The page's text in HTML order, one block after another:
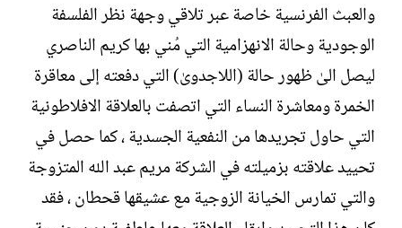
والعبث الفرنسية خاصة عبر تلاقي وجهة نظر الفلسفة
الوجودية وحالة الانهزامية التي مُني بها كريم الناصري
ليصل الىٰ ظهور حالة (اللاجدوىٰ) التي دفعته إلى معاقرة
الخمرة ومعاشرة النساء التي اتصفت بالعلاقة الافلاطونية
التي حاول تجريدها من النفعية الجسدية ، كما حصل في
تحييد علاقته بزميلته في الشركة مريم عبد الله المتزوجة
والتي تمارس الخيانة الزوجية مع عشيقها قحطان ، فقد